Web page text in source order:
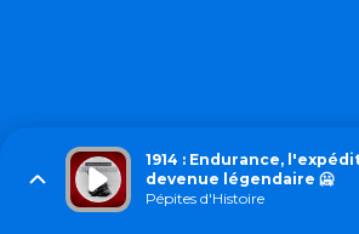
1914 : Endurance,
devenue légendaire 🥶
Pépites d'Histoire